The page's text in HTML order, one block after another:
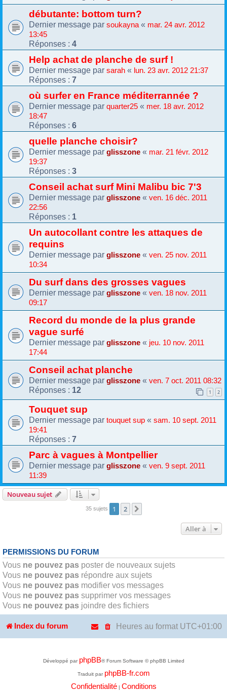
débutante: bottom turn?
Dernier message par soukayna « mar. 24 avr. 2012
13:45
Réponses : 4
Help achat de planche de surf !
Dernier message par sarah « lun. 23 avr. 2012 21:37
Réponses : 7
où surfer en France méditerrannée ?
Dernier message par quarter25 « mer. 18 avr. 2012
18:47
Réponses : 6
quelle planche choisir?
Dernier message par glisszone « mar. 21 févr. 2012
19:37
Réponses : 3
Conseil achat surf Mini Malibu bic 7'3
Dernier message par glisszone « ven. 16 déc. 2011
22:56
Réponses : 1
Un autocollant contre les attaques de
requins
Dernier message par glisszone « ven. 25 nov. 2011
10:34
Du surf dans des grosses vagues
Dernier message par glisszone « ven. 18 nov. 2011
09:17
Record du monde de la plus grande
vague surfé
Dernier message par glisszone « jeu. 10 nov. 2011
17:44
Conseil achat planche
Dernier message par glisszone « ven. 7 oct. 2011 08:32
Réponses : 12 1 2
Touquet sup
Dernier message par touquet sup « sam. 10 sept. 2011
19:41
Réponses : 7
Parc à vagues à Montpellier
Dernier message par glisszone « ven. 9 sept. 2011
11:39
Nouveau sujet
35 sujets 1 2
Aller à
PERMISSIONS DU FORUM
Vous ne pouvez pas poster de nouveaux sujets
Vous ne pouvez pas répondre aux sujets
Vous ne pouvez pas modifier vos messages
Vous ne pouvez pas supprimer vos messages
Vous ne pouvez pas joindre des fichiers
Index du forum Heures au format UTC+01:00
Développé par phpBB® Forum Software © phpBB Limited
Traduit par phpBB-fr.com
Confidentialité| Conditions